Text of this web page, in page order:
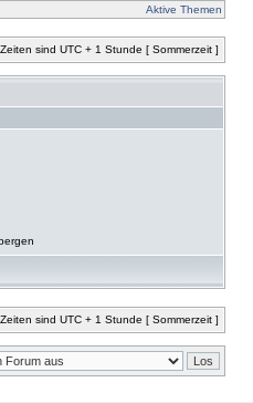
Aktive Themen
sind UTC + 1 Stunde [ Sommerzeit ]
sind UTC + 1 Stunde [ Sommerzeit ]